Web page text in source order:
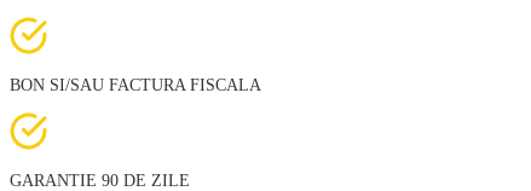
BON SI/SAU FACTURA FISCALA
GARANTIE 90 DE ZILE